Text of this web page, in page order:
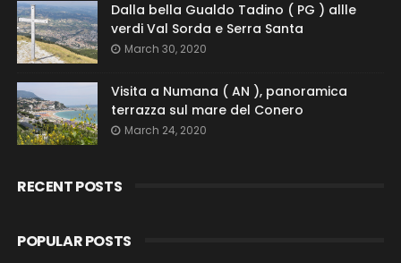
Dalla bella Gualdo Tadino ( PG ) allle
verdi Val Sorda e Serra Santa
March 30, 2020
Visita a Numana ( AN ), panoramica
terrazza sul mare del Conero
March 24, 2020
RECENT POSTS
POPULAR POSTS